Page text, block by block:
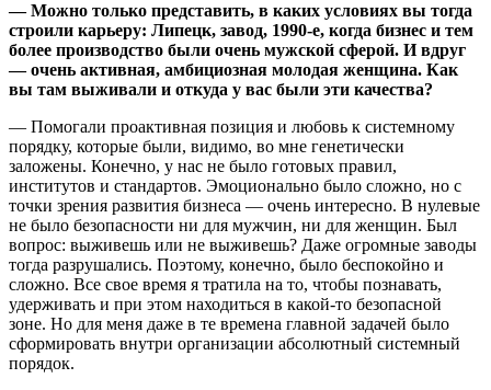
— Можно только представить, в каких условиях вы тогда
строили карьеру: Липецк, завод, 1990-е, когда бизнес и тем
более производство были очень мужской сферой. И вдруг
— очень активная, амбициозная молодая женщина. Как
вы там выживали и откуда у вас были эти качества?
— Помогали проактивная позиция и любовь к системному
порядку, которые были, видимо, во мне генетически
заложены. Конечно, у нас не было готовых правил,
институтов и стандартов. Эмоционально было сложно, но с
точки зрения развития бизнеса — очень интересно. В нулевые
не было безопасности ни для мужчин, ни для женщин. Был
вопрос: выживешь или не выживешь? Даже огромные заводы
тогда разрушались. Поэтому, конечно, было беспокойно и
сложно. Все свое время я тратила на то, чтобы познавать,
удерживать и при этом находиться в какой-то безопасной
зоне. Но для меня даже в те времена главной задачей было
сформировать внутри организации абсолютный системный
порядок.